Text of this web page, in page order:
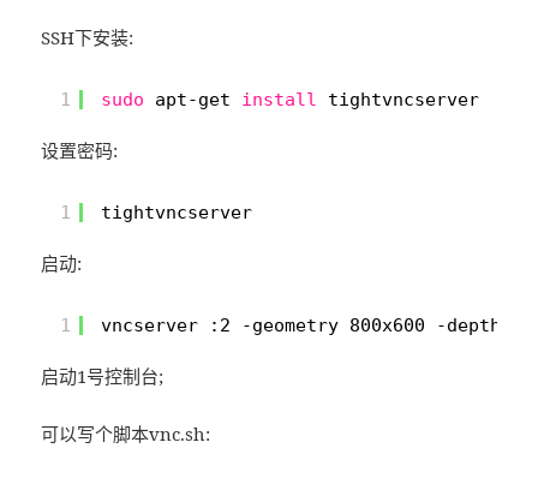
SSH下安装:
1 sudo apt-get install tightvncserver
设置密码:
1 tightvncserver
启动:
1 vncserver :2 -geometry 800x600 -depth 24
启动1号控制台;
可以写个脚本vnc.sh: